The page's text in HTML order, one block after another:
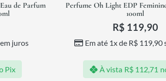
de Parfum
juros
Pix
Perfume Oh Light EDP
100ml
R$ 119,90
Em até 1x de R$ 119,90
À vista R$112,71